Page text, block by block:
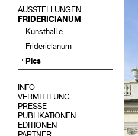
AUSSTELLUNGEN
FRIDERICIANUM
Kunsthalle
Fridericianum
Pics
INFO
VERMITTLUNG
PRESSE
PUBLIKATIONEN
EDITIONEN